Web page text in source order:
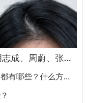
2026郑州隆鼻专家有哪些？胡志成、周蔚、张海洋、王启立、张鹏、李冰谁做鼻子更好？
苹果肌生长因子取出国内权威专家都有哪些？什么方式？大概多少钱？